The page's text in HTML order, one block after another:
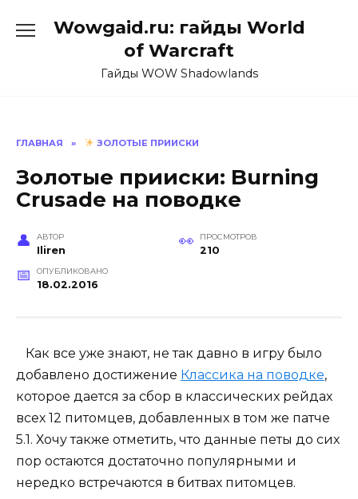
Wowgaid.ru: гайды World
of Warcraft
Гайды WOW Shadowlands
ГЛАВНАЯ » ЗОЛОТЫЕ ПРИИСКИ
Золотые прииски: Burning
Crusade на поводке
АВТОР
Iliren
ПРОСМОТРОВ
210
ОПУБЛИКОВАНО
18.02.2016
Как все уже знают, не так давно в игру было
добавлено достижение Классика на поводке,
которое дается за сбор в классических рейдах
всех 12 питомцев, добавленных в том же патче
5.1. Хочу также отметить, что данные петы до сих
пор остаются достаточно популярными и
нередко встречаются в битвах питомцев.